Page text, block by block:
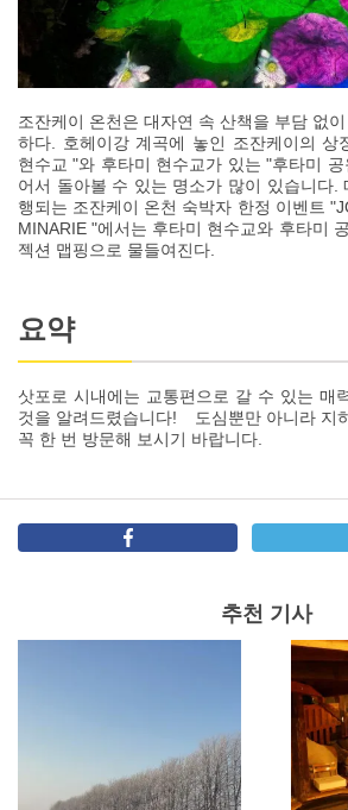
조잔케이 온천은 대자연 속 산책을 부담 없
하다. 호헤이강 계곡에 놓인 조잔케이의 상
현수교 "와 후타미 현수교가 있는 "후타미
어서 돌아볼 수 있는 명소가 많이 있습니다.
행되는 조잔케이 온천 숙박자 한정 이벤트
MINARIE "에서는 후타미 현수교와 후타미
젝션 맵핑으로 물들여진다.
요약
삿포로 시내에는 교통편으로 갈 수 있는 매
것을 알려드렸습니다! 도심뿐만 아니라 지
꼭 한 번 방문해 보시기 바랍니다.
추천 기사